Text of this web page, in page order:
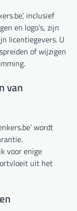
inclusief
en logo’s, zijn
licentiegevers. U
of wijzigen
van
wordt
voor enige
uit het